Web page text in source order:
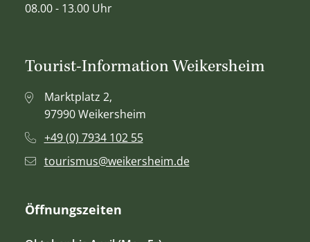
08.00 - 13.00 Uhr
Tourist-Information Weikersheim
Marktplatz 2,
97990 Weikersheim
+49 (0) 7934 102 55
tourismus@weikersheim.de
Öffnungszeiten